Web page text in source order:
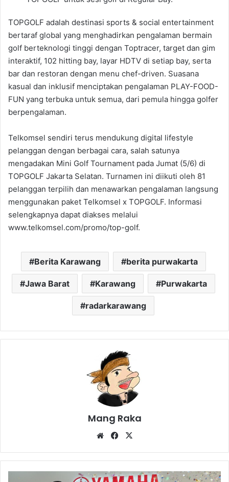
TOPGOLF adalah destinasi sports & social entertainment
bertaraf global yang menghadirkan pengalaman bermain
golf berteknologi tinggi dengan Toptracer, target dan gim
interaktif, 102 hitting bay, layar HDTV di setiap bay, serta
bar dan restoran dengan menu chef-driven. Suasana
kasual dan inklusif menciptakan pengalaman PLAY-FOOD-
FUN yang terbuka untuk semua, dari pemula hingga golfer
berpengalaman.
Telkomsel sendiri terus mendukung digital lifestyle
pelanggan dengan berbagai cara, salah satunya
mengadakan Mini Golf Tournament pada Jumat (5/6) di
TOPGOLF Jakarta Selatan. Turnamen ini diikuti oleh 81
pelanggan terpilih dan menawarkan pengalaman langsung
menggunakan paket Telkomsel x TOPGOLF. Informasi
selengkapnya dapat diakses melalui
www.telkomsel.com/promo/top-golf.
Berita Karawang berita purwakarta
Jawa Barat Karawang Purwakarta
radarkarawang
Mang Raka
WebsiteFacebook